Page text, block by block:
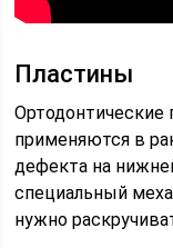
Пластины
Ортодонтические
применяются в
дефекта на
специальный
нужно